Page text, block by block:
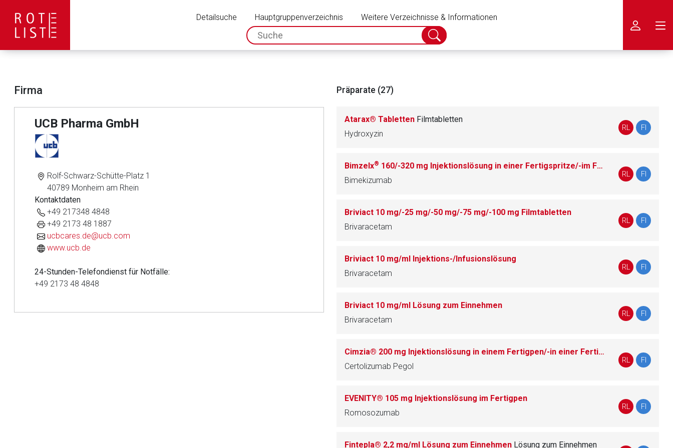
Detailsuche Hauptgruppenverzeichnis
Weitere Verzeichnisse & Informationen
spc.search.input.placeholder
Suche
abschicken
Firma
UCB Pharma GmbH
Rolf-Schwarz-Schütte-Platz 1
40789 Monheim am Rhein
Kontaktdaten
+49 217348 4848
+49 2173 48 1887
ucbcares.de@ucb.com
www.ucb.de
24-Stunden-Telefondienst für Notfälle:
+49 2173 48 4848
Präparate (27)
Atarax® Tabletten Filmtabletten
Hydroxyzin
RL FI
Bimzelx® 160/-320 mg Injektionslösung in einer Fertigspritze/-im Fertigpen
Bimekizumab
RL FI
Briviact 10 mg/-25 mg/-50 mg/-75 mg/-100 mg Filmtabletten
Brivaracetam
RL FI
Briviact 10 mg/ml Injektions-/Infusionslösung
Brivaracetam
RL FI
Briviact 10 mg/ml Lösung zum Einnehmen
Brivaracetam
RL FI
Cimzia® 200 mg Injektionslösung in einem Fertigpen/-in einer Fertigspritze
Certolizumab Pegol
RL FI
EVENITY® 105 mg Injektionslösung im Fertigpen
Romosozumab
RL FI
Fintepla® 2,2 mg/ml Lösung zum Einnehmen Lösung zum Einnehmen